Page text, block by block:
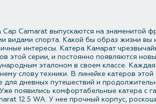
Camarat выпускаются на знаменитой
видами спорта. Какой бы образ жизни вы
интересы. Катера Камарат
серии, и постоянно появляются
эталоном в своем классе.
слову техники. В линейке катеров
для дневных путешествий и
появились комфортабельные катера с
12.5 WA. У нее прочный корпус,